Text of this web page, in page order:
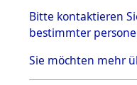
5.3.1 Alliierte
Erhebungen
zu
Todesmärsch
en
5.3.2
Bitte kontaktieren
bestimmter
Sie möchten mehr